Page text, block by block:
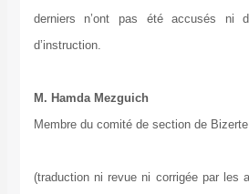
derniers n’ont pas été accusés ni
d’instruction.
M. Hamda Mezguich
Membre du comité de section de Bizerte
(traduction ni revue ni corrigée par les